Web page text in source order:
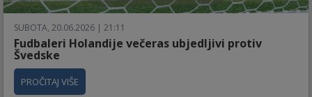
SUBOTA, 20.06.2026 | 21:11
Fudbaleri Holandije večeras ubjedljivi protiv
Švedske
PROČITAJ VIŠE